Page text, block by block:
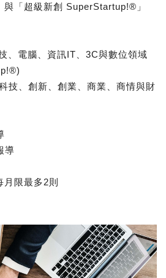
與「超級新創 SuperStartup!®」
、電腦、資訊IT、3C與數位領域
技、創新、創業、商業、商情與財
導
限最多2則